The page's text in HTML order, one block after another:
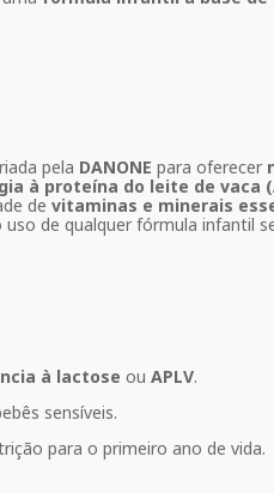
pela DANONE para oferecer
à proteína do leite de vaca
de vitaminas e minerais
de qualquer fórmula infantil
à lactose ou APLV.
sensíveis.
para o primeiro ano de vida.